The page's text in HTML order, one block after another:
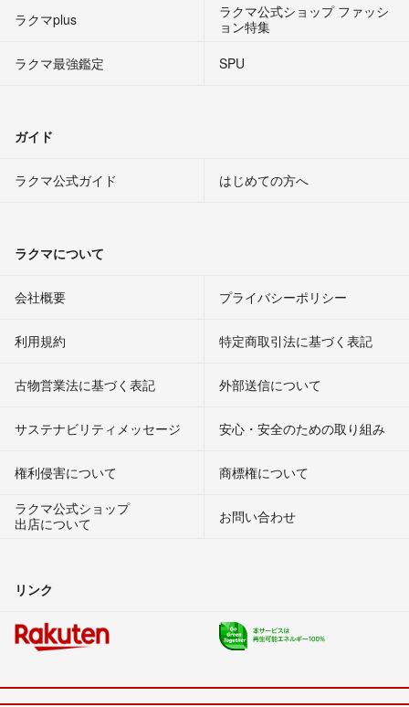
ラクマplus
ラクマ公式ショップ ファッシ
ョン特集
ラクマ最強鑑定
SPU
ガイド
ラクマ公式ガイド はじめての方へ
ラクマについて
会社概要 プライバシーポリシー
利用規約 特定商取引法に基づく表記
古物営業法に基づく表記 外部送信について
サステナビリティメッセージ 安心・安全のための取り組み
権利侵害について
商標権について
ラクマ公式ショップ
出店について
お問い合わせ
リンク